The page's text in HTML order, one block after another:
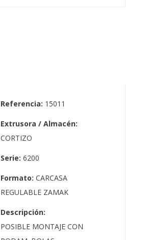
Referencia: 15011
Extrusora / Almacén:
CORTIZO
Serie: 6200
Formato: CARCASA
REGULABLE ZAMAK
Descripción:
POSIBLE MONTAJE CON